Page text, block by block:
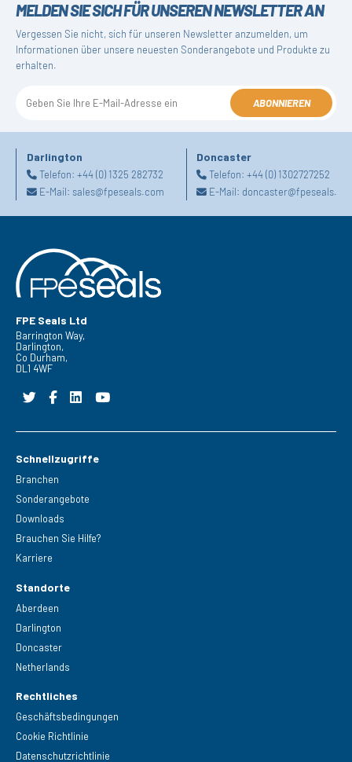
MELDEN SIE SICH FÜR UNSEREN NEWSLETTER AN
Vergessen Sie nicht, sich für unseren Newsletter anzumelden, um
Informationen über unsere neuesten Sonderangebote und Produkte zu
erhalten.
ABONNIEREN
Darlington
Telefon: +44 (0) 1325 282732
E-Mail: sales@fpeseals.com
Doncaster
Telefon:+44 (0) 1302727252
E-Mail:
FPE Seals Ltd
Barrington Way,
Darlington,
Co Durham,
DL1 4WF
Schnellzugriffe
Branchen
Sonderangebote
Downloads
Brauchen Sie Hilfe?
Karriere
Standorte
Aberdeen
Darlington
Doncaster
Netherlands
Rechtliches
Geschäftsbedingungen
Cookie Richtlinie
Datenschutzrichtlinie